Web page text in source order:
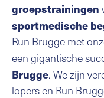
groepstrainingen
sportmedische
Run Brugge met
een gigantische
Brugge. We zijn
lopers en Run